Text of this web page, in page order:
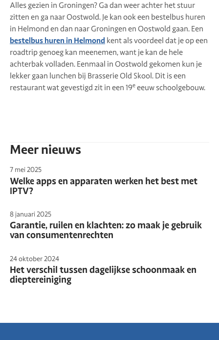
Alles gezien in Groningen? Ga dan weer achter het stuur
zitten en ga naar Oostwold. Je kan ook een bestelbus huren
in Helmond en dan naar Groningen en Oostwold gaan. Een
bestelbus huren in Helmond kent als voordeel dat je op een
roadtrip genoeg kan meenemen, want je kan de hele
achterbak volladen. Eenmaal in Oostwold gekomen kun je
lekker gaan lunchen bij Brasserie Old Skool. Dit is een
restaurant wat gevestigd zit in een 19e eeuw schoolgebouw.
Meer nieuws
7 mei 2025
Welke apps en apparaten werken het best met
IPTV?
8 januari 2025
Garantie, ruilen en klachten: zo maak je gebruik
van consumentenrechten
24 oktober 2024
Het verschil tussen dagelijkse schoonmaak en
dieptereiniging